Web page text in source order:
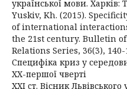
української мови.
Yuskiv, Kh. (2015).
of international
the 21st century. Bulletin
Relations Series, 36(3),
Специфіка криз у
XX-першої чверті
XXI cт. Вісник Львівського